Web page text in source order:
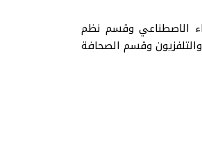
الاصطناعي وقسم نظم
وقسم الصحافة